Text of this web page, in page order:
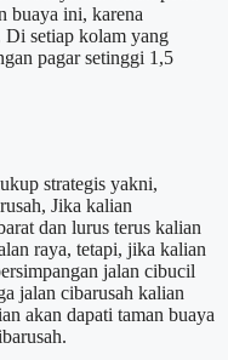
buaya ini, karena
Di setiap kolam yang
pagar setinggi 1,5
strategis yakni,
Jika kalian
dan lurus terus kalian
raya, tetapi, jika kalian
jalan cibucil
jalan cibarusah kalian
akan dapati taman buaya